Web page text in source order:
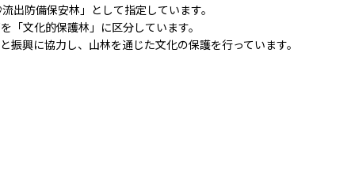
出防備保安林」として指定しています。
「文化的保護林」に区分しています。
興に協力し、山林を通じた文化の保護を行っています。